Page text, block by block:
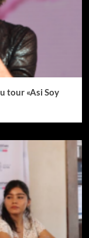
tour «Asi Soy